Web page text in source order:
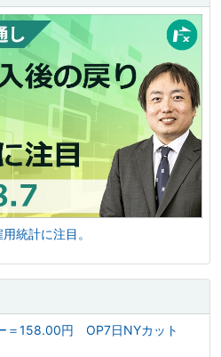
統計に注目。
＝158.00円 OP7日NYカット